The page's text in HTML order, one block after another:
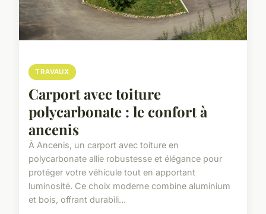
TRAVAUX
Carport avec toiture
polycarbonate : le confort à
ancenis
À Ancenis, un carport avec toiture en
polycarbonate allie robustesse et élégance pour
protéger votre véhicule tout en apportant
luminosité. Ce choix moderne combine aluminium
et bois, offrant durabili...